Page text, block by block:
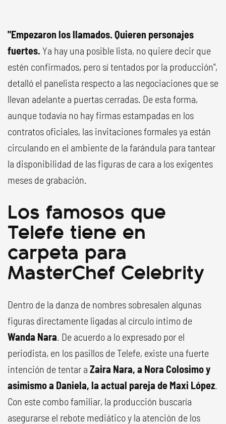
"Empezaron los llamados. Quieren personajes
fuertes. Ya hay una posible lista, no quiere decir que
estén confirmados, pero sí tentados por la producción",
detalló el panelista respecto a las negociaciones que se
llevan adelante a puertas cerradas. De esta forma,
aunque todavía no hay firmas estampadas en los
contratos oficiales, las invitaciones formales ya están
circulando en el ambiente de la farándula para tantear
la disponibilidad de las figuras de cara a los exigentes
meses de grabación.
Los famosos que
Telefe tiene en
carpeta para
MasterChef Celebrity
Dentro de la danza de nombres sobresalen algunas
figuras directamente ligadas al círculo íntimo de
Wanda Nara. De acuerdo a lo expresado por el
periodista, en los pasillos de Telefe, existe una fuerte
intención de tentar a Zaira Nara, a Nora Colosimo y
asimismo a Daniela, la actual pareja de Maxi López.
Con este combo familiar, la producción buscaría
asegurarse el rebote mediático y la atención de los